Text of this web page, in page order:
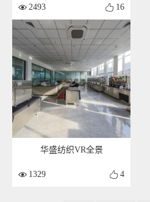
2493 16
华盛纺织VR全景
1329 4